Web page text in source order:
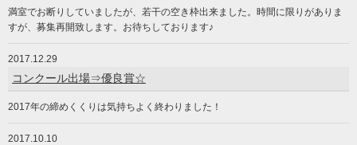
満室でお断りしていましたが、若干の空き枠出来ました。時間に限りがありま
すが、募集再開致します。お待ちしております♪
2017.12.29
コンクール出場⇒優良賞☆
2017年の締めくくりは気持ちよく終わりました！
2017.10.10